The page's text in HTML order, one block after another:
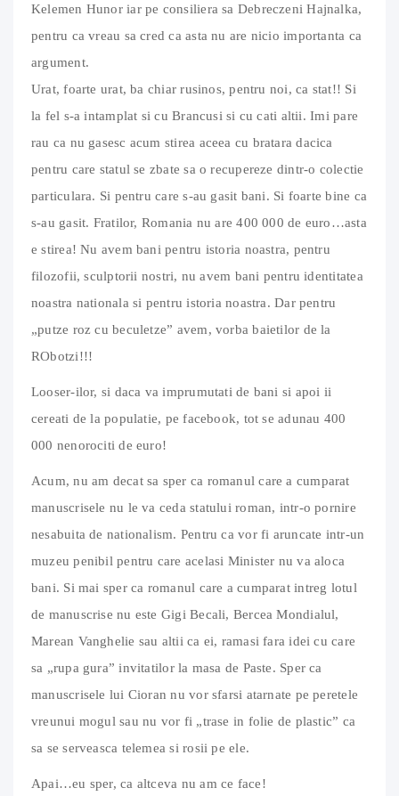
Kelemen Hunor iar pe consiliera sa Debreczeni Hajnalka,
pentru ca vreau sa cred ca asta nu are nicio importanta ca
argument.
Urat, foarte urat, ba chiar rusinos, pentru noi, ca stat!! Si
la fel s-a intamplat si cu Brancusi si cu cati altii. Imi pare
rau ca nu gasesc acum stirea aceea cu bratara dacica
pentru care statul se zbate sa o recupereze dintr-o colectie
particulara. Si pentru care s-au gasit bani. Si foarte bine ca
s-au gasit. Fratilor, Romania nu are 400 000 de euro…asta
e stirea! Nu avem bani pentru istoria noastra, pentru
filozofii, sculptorii nostri, nu avem bani pentru identitatea
noastra nationala si pentru istoria noastra. Dar pentru
„putze roz cu beculetze” avem, vorba baietilor de la
RObotzi!!!
Looser-ilor, si daca va imprumutati de bani si apoi ii
cereati de la populatie, pe facebook, tot se adunau 400
000 nenorociti de euro!
Acum, nu am decat sa sper ca romanul care a cumparat
manuscrisele nu le va ceda statului roman, intr-o pornire
nesabuita de nationalism. Pentru ca vor fi aruncate intr-un
muzeu penibil pentru care acelasi Minister nu va aloca
bani. Si mai sper ca romanul care a cumparat intreg lotul
de manuscrise nu este Gigi Becali, Bercea Mondialul,
Marean Vanghelie sau altii ca ei, ramasi fara idei cu care
sa „rupa gura” invitatilor la masa de Paste. Sper ca
manuscrisele lui Cioran nu vor sfarsi atarnate pe peretele
vreunui mogul sau nu vor fi „trase in folie de plastic” ca
sa se serveasca telemea si rosii pe ele.
Apai…eu sper, ca altceva nu am ce face!